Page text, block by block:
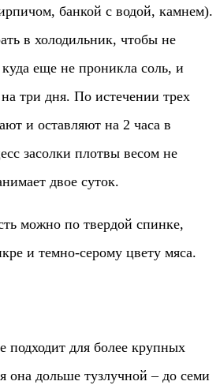
банкой с водой, камнем).
в холодильник, чтобы не
еще не проникла соль, и
три дня. По истечении трех
и оставляют на 2 часа в
засолки плотвы весом не
двое суток.
можно по твердой спинке,
и темно-серому цвету мяса.
подходит для более крупных
она дольше тузлучной – до семи